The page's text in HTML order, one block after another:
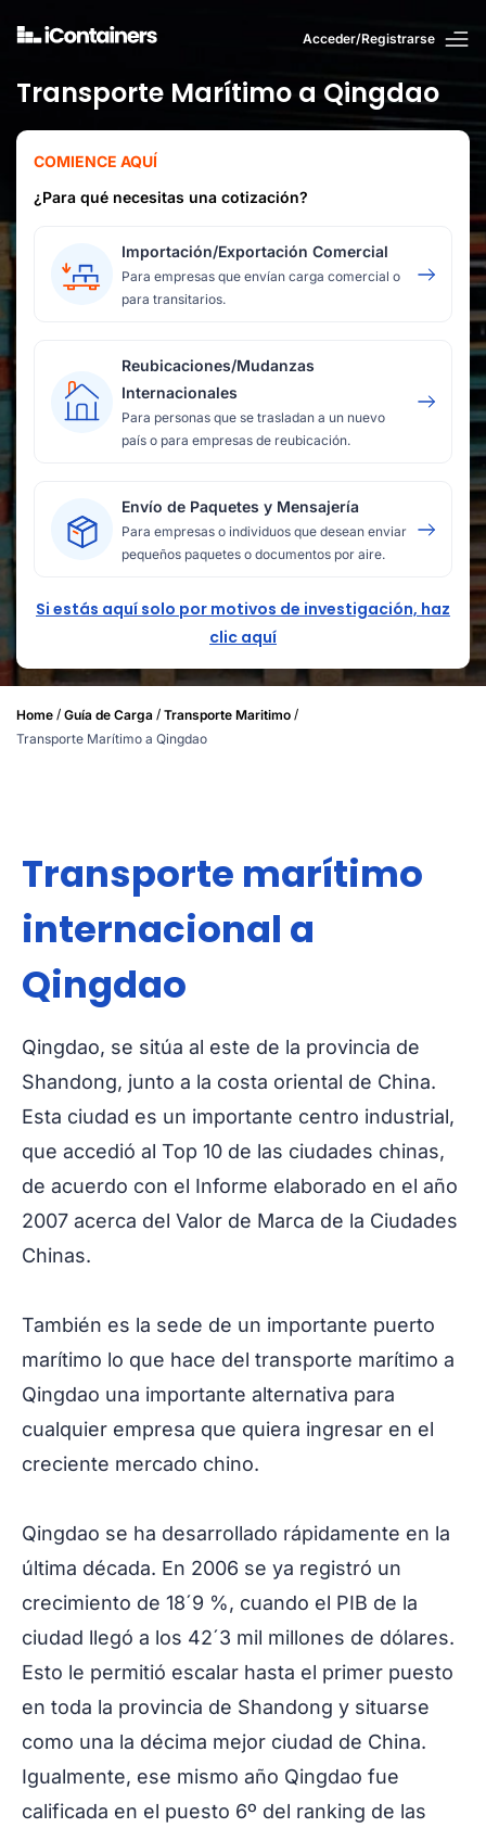
Acceder/Registrarse
Transporte Marítimo a Qingdao
COMIENCE AQUÍ
¿Para qué necesitas una cotización?
Importación/Exportación Comercial
Para empresas que envían carga comercial o
para transitarios.
Reubicaciones/Mudanzas
Internacionales
Para personas que se trasladan a un nuevo
país o para empresas de reubicación.
Envío de Paquetes y Mensajería
Para empresas o individuos que desean enviar
pequeños paquetes o documentos por aire.
Si estás aquí solo por motivos de investigación, haz
clic aquí
Home / Guía de Carga / Transporte Maritimo /
Transporte Marítimo a Qingdao
Transporte marítimo
internacional a
Qingdao
Qingdao, se sitúa al este de la provincia de
Shandong, junto a la costa oriental de China.
Esta ciudad es un importante centro industrial,
que accedió al Top 10 de las ciudades chinas,
de acuerdo con el Informe elaborado en el año
2007 acerca del Valor de Marca de la Ciudades
Chinas.
También es la sede de un importante puerto
marítimo lo que hace del transporte marítimo a
Qingdao una importante alternativa para
cualquier empresa que quiera ingresar en el
creciente mercado chino.
Qingdao se ha desarrollado rápidamente en la
última década. En 2006 se ya registró un
crecimiento de 18´9 %, cuando el PIB de la
ciudad llegó a los 42´3 mil millones de dólares.
Esto le permitió escalar hasta el primer puesto
en toda la provincia de Shandong y situarse
como una la décima mejor ciudad de China.
Igualmente, ese mismo año Qingdao fue
calificada en el puesto 6º del ranking de las